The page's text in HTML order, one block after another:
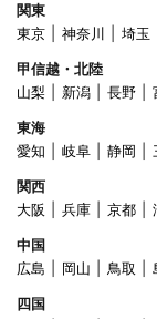
関東
東京
神奈川 埼玉
甲信越・北陸
山梨
新潟 長野
東海
愛知
岐阜 静岡
関西
大阪
兵庫 京都
中国
広島
岡山 鳥取
四国